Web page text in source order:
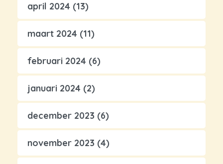
april 2024 (13)
maart 2024 (11)
februari 2024 (6)
januari 2024 (2)
december 2023 (6)
november 2023 (4)